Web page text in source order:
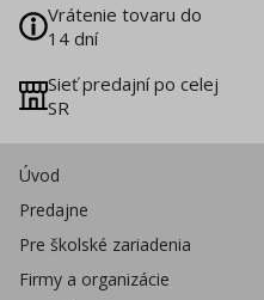
Vrátenie tovaru do
14 dní
Sieť predajní po celej
SR
Úvod
Predajne
Pre školské zariadenia
Firmy a organizácie